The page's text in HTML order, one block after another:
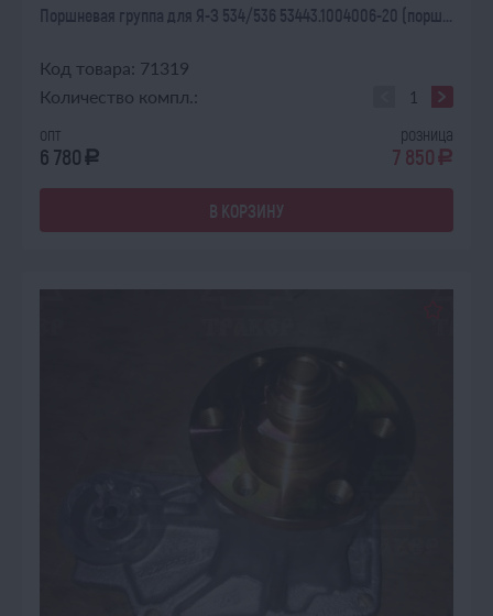
Поршневая группа для Я-З 534/536 53443.1004006-20 (порш...
Код товара: 71319
Количество компл.:
опт
6 780 a
розница
7 850 a
В КОРЗИНУ